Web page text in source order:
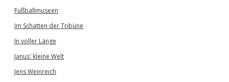
Fußballmuseen
Im Schatten der Tribüne
In voller Länge
Janus' kleine Welt
Jens Weinreich